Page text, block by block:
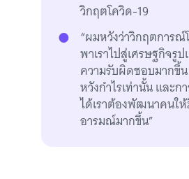
วิกฤตโควิด-19
“ผมหวังว่าวิกฤตการณ์
พาเราไปสู่เศรษฐกิจรู
ความรับผิดชอบมากขึ้
หวังกำไรเท่านั้น และ
ได้เราต้องพัฒนาคนใ
อารมณ์มากขึ้น”